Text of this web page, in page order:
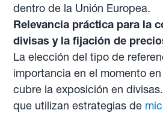
dentro de la Unión Europea.
Relevancia práctica para la
divisas y la fijación de
La elección del tipo de
importancia en el momento
cubre la exposición en
que utilizan estrategias de